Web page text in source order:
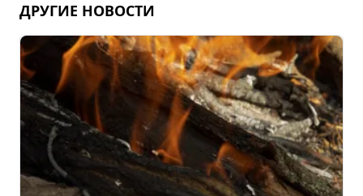
ДРУГИЕ НОВОСТИ